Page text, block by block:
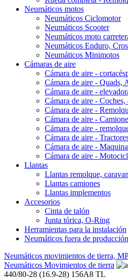
Neumáticos motos
Neumáticos Ciclomotor
Neumáticos Scooter
Neumáticos moto
Neumáticos Enduro,
Neumáticos Minimotos
Cámaras de aire
Cámara de aire -
Cámara de aire - Quads,
Cámara de aire -
Cámara de aire - Coches,
Cámara de aire -
Cámara de aire -
Cámara de aire -
Cámara de aire -
Cámara de aire -
Cámara de aire -
Llantas
Llantas remolque,
Llantas camiones
Llantas implementos
Accesorios
Cinta de talón
Junta tórica, O-Ring
Herramientas para la instalación
Neumáticos fuera de producción
Neumáticos movimientos de tierra,
Neumáticos Movimientos de tierra
440/80-28 (16.9-28) 156A8 TL